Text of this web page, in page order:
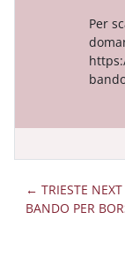
Per
← TRIESTE NEXT
BANDO PER